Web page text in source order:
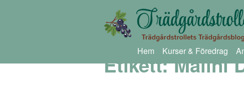
Hem Kurser & Föredrag
Etikett:Malini